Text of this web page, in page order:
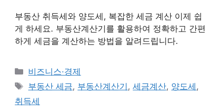
부동산 취득세와 양도세, 복잡한 세금 계산 이제 쉽
게 하세요. 부동산계산기를 활용하여 정확하고 간편
하게 세금을 계산하는 방법을 알려드립니다.
카
테
리
비즈니스·경제
태
그
부동산 세금, 부동산계산기 ,세금계산, 양도세 ,
취득세